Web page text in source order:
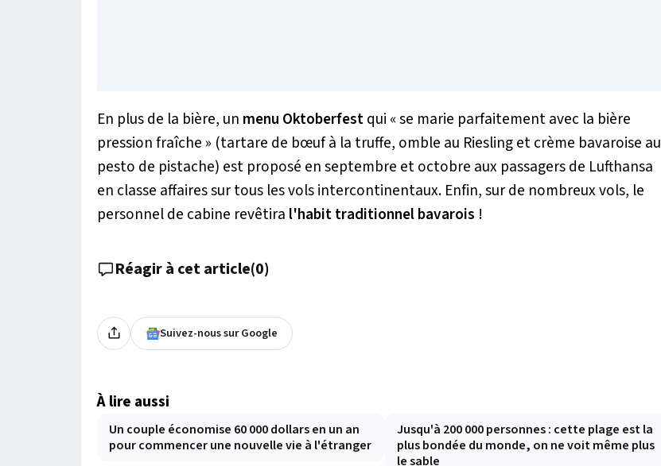
En plus de la bière, un menu Oktoberfestqui «se marie parfaitement avec la bière
pression fraîche » (tartare de bœuf à la truffe, omble au Riesling et crème bavaroise au
pesto de pistache) est proposé en septembre et octobre aux passagers de Lufthansa
en classe affaires sur tous les vols intercontinentaux. Enfin, sur de nombreux vols, le
personnel de cabine revêtira l'habit traditionnel bavarois !
Réagir à cet article(0)
Suivez-nous sur Google
À lire aussi
Un couple économise 60 000 dollars en un an
pour commencer une nouvelle vie à l'étranger
Jusqu'à 200 000 personnes : cette plage est la
plus bondée du monde, on ne voit même plus
le sable